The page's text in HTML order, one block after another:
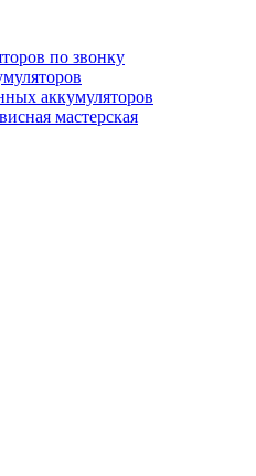
по звонку
аккумуляторов
мастерская